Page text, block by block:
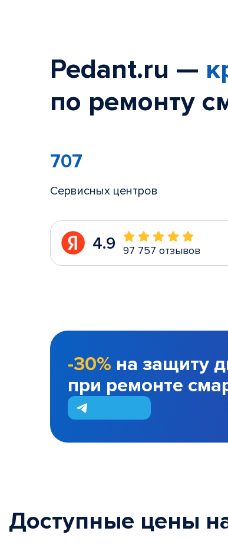
Pedant.ru —
по ремонту
707
Сервисных центров
4.9 97 757 отзывов
-30% на защиту
при ремонте
Доступные цены